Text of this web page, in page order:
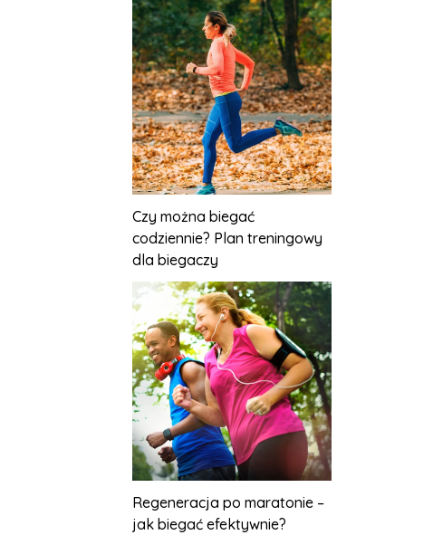
Czy można biegać
codziennie? Plan treningowy
dla biegaczy
Regeneracja po maratonie –
jak biegać efektywnie?